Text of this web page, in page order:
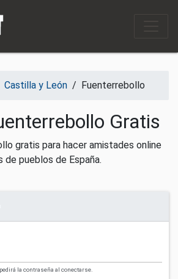
Castilla y León / Fuenterrebollo
Gratis
gratis para hacer amistades online
de pueblos de España.
la contraseña al conectarse.